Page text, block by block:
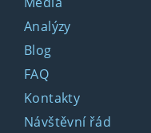
Analýzy
Blog
FAQ
Kontakty
Návštěvní řád